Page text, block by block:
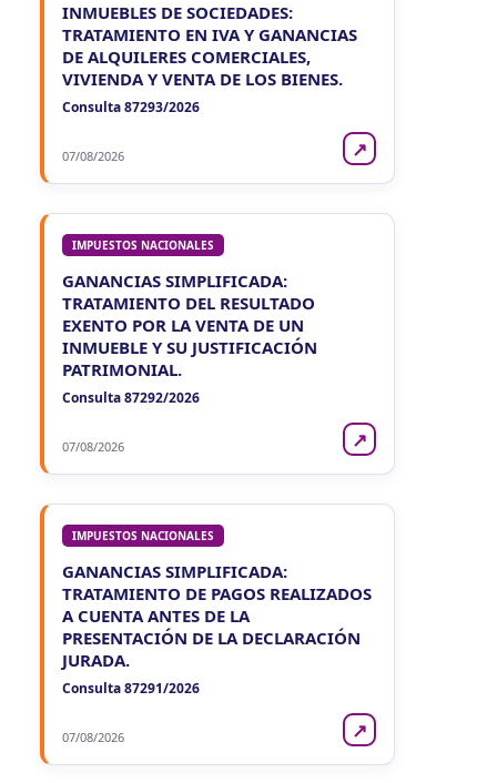
INMUEBLES DE SOCIEDADES:
TRATAMIENTO EN IVA Y GANANCIAS
DE ALQUILERES COMERCIALES,
VIVIENDA Y VENTA DE LOS BIENES.
Consulta 87293/2026
07/08/2026 ↗
IMPUESTOS NACIONALES
GANANCIAS SIMPLIFICADA:
TRATAMIENTO DEL RESULTADO
EXENTO POR LA VENTA DE UN
INMUEBLE Y SU JUSTIFICACIÓN
PATRIMONIAL.
Consulta 87292/2026
07/08/2026 ↗
IMPUESTOS NACIONALES
GANANCIAS SIMPLIFICADA:
TRATAMIENTO DE PAGOS REALIZADOS
A CUENTA ANTES DE LA
PRESENTACIÓN DE LA DECLARACIÓN
JURADA.
Consulta 87291/2026
07/08/2026 ↗